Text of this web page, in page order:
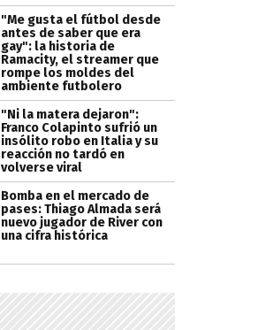
"Me gusta el fútbol desde
antes de saber que era
gay": la historia de
Ramacity, el streamer que
rompe los moldes del
ambiente futbolero
"Ni la matera dejaron":
Franco Colapinto sufrió un
insólito robo en Italia y su
reacción no tardó en
volverse viral
Bomba en el mercado de
pases: Thiago Almada será
nuevo jugador de River con
una cifra histórica